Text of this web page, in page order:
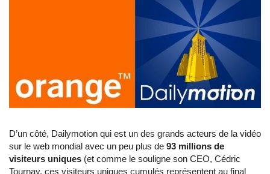
D’un côté, Dailymotion qui est un des grands acteurs de la vidéo
sur le web mondial avec un peu plus de 93 millions de
visiteurs uniques (et comme le souligne son CEO, Cédric
Tournay, ces visiteurs uniques cumulés représentent au final